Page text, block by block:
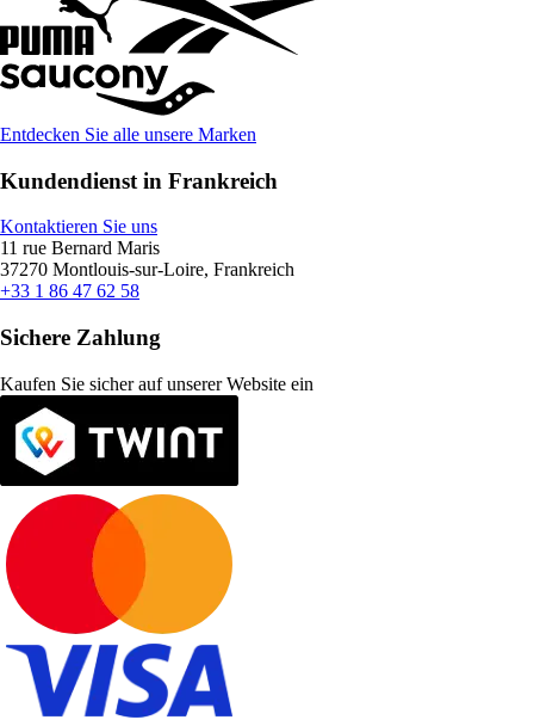
Entdecken Sie alle unsere Marken
Kundendienst in Frankreich
Kontaktieren Sie uns
11 rue Bernard Maris
37270 Montlouis-sur-Loire, Frankreich
+33 1 86 47 62 58
Sichere Zahlung
Kaufen Sie sicher auf unserer Website ein